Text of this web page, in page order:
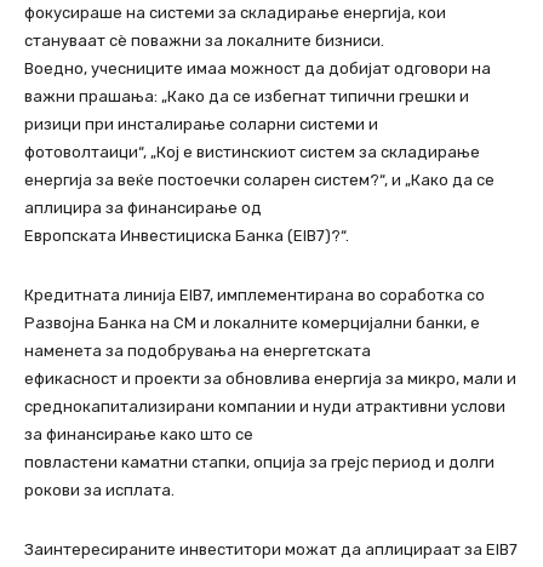
фокусираше на системи за складирање енергија, кои
стануваат сè поважни за локалните бизниси.
Воедно, учесниците имаа можност да добијат одговори на
важни прашања: „Како да се избегнат типични грешки и
ризици при инсталирање соларни системи и
фотоволтаици“, „Кој е вистинскиот систем за складирање
енергија за веќе постоечки соларен систем?“, и „Како да се
аплицира за финансирање од
Европската Инвестициска Банка (EIB7)?“.
Кредитната линија EIB7, имплементирана во соработка со
Развојна Банка на СМ и локалните комерцијални банки, е
наменета за подобрувања на енергетската
ефикасност и проекти за обновлива енергија за микро, мали и
среднокапитализирани компании и нуди атрактивни услови
за финансирање како што се
повластени каматни стапки, опција за грејс период и долги
рокови за исплата.
Заинтересираните инвеститори можат да аплицираат за EIB7